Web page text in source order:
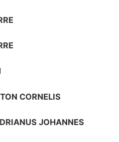
CORNELIS
JOHANNES